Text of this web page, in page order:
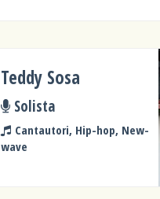
Teddy Sosa
Solista
Cantautori, Hip-hop, New-
wave